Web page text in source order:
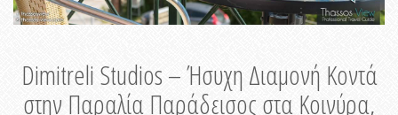
Dimitreli Studios – Ήσυχη Διαμονή Κοντά
στην Παραλία Παράδεισος στα Κοινύρα,